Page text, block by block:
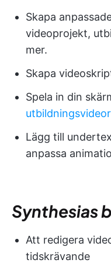
Skapa
videoprojekt,
mer.
Skapa
Spela in din
utbildningsvideor
Lägg till
anpassa
Synthesias
Att redigera
tidskrävande